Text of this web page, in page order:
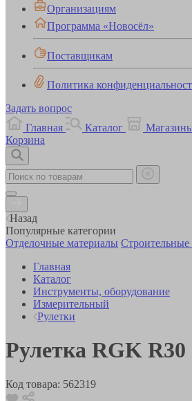
Организациям
Программа «Новосёл»
Поставщикам
Политика
Задать вопрос
Главная
Каталог
Корзина
Назад
Популярные категории
Отделочные материалы Строительные
Главная
Каталог
Инструменты, оборудование
Измерительный
Рулетки
Рулетка RGK R30
Код товара: 562319